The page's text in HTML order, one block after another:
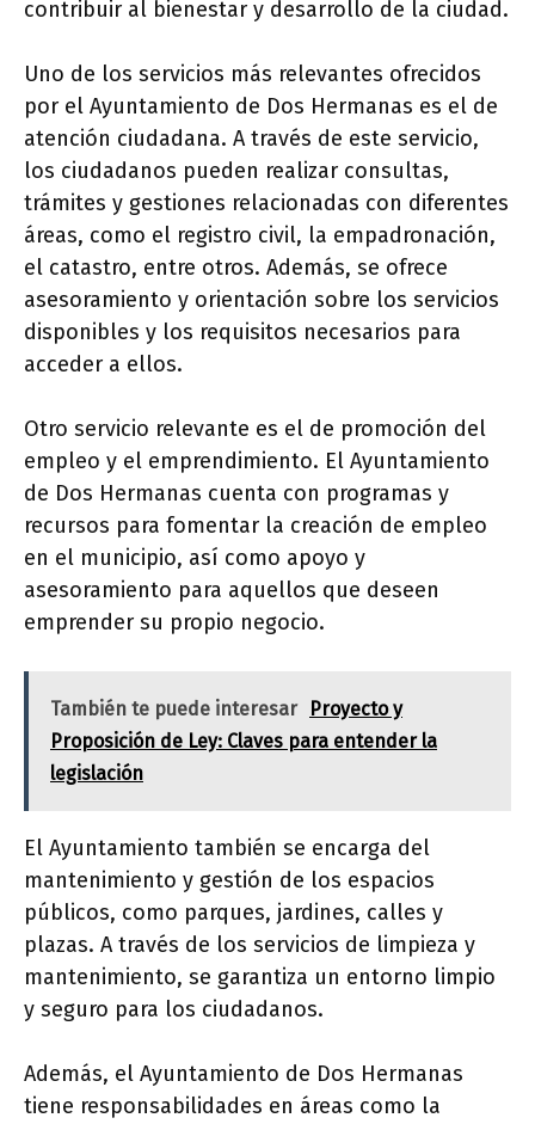
contribuir al bienestar y desarrollo de la ciudad.
Uno de los servicios más relevantes ofrecidos
por el Ayuntamiento de Dos Hermanas es el de
atención ciudadana. A través de este servicio,
los ciudadanos pueden realizar consultas,
trámites y gestiones relacionadas con diferentes
áreas, como el registro civil, la empadronación,
el catastro, entre otros. Además, se ofrece
asesoramiento y orientación sobre los servicios
disponibles y los requisitos necesarios para
acceder a ellos.
Otro servicio relevante es el de promoción del
empleo y el emprendimiento. El Ayuntamiento
de Dos Hermanas cuenta con programas y
recursos para fomentar la creación de empleo
en el municipio, así como apoyo y
asesoramiento para aquellos que deseen
emprender su propio negocio.
También te puede interesar
Proyecto y
Proposición de Ley: Claves para entender la
legislación
El Ayuntamiento también se encarga del
mantenimiento y gestión de los espacios
públicos, como parques, jardines, calles y
plazas. A través de los servicios de limpieza y
mantenimiento, se garantiza un entorno limpio
y seguro para los ciudadanos.
Además, el Ayuntamiento de Dos Hermanas
tiene responsabilidades en áreas como la